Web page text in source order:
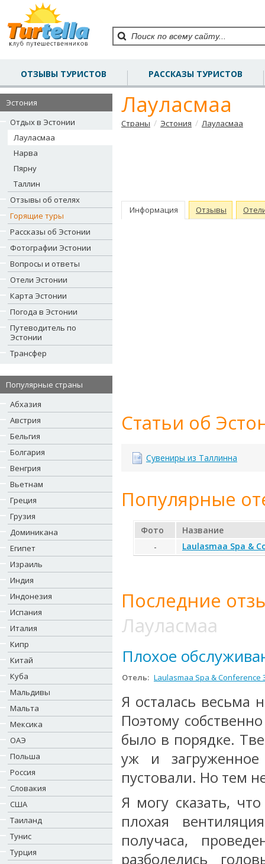
ОТЗЫВЫ ТУРИСТОВ РАССКАЗЫ ТУРИСТОВ
Эстония
Отдых в Эстонии
Лауласмаа
Нарва
Пярну
Таллин
Отзывы об отелях
Горящие туры
Рассказы об Эстонии
Фотографии Эстонии
Вопросы и ответы
Отели Эстонии
Карта Эстонии
Погода в Эстонии
Путеводитель по
Эстонии
Трансфер
Популярные страны
Абхазия
Австрия
Бельгия
Болгария
Венгрия
Вьетнам
Греция
Грузия
Доминикана
Египет
Израиль
Индия
Индонезия
Испания
Италия
Кипр
Китай
Куба
Мальдивы
Мальта
Мексика
ОАЭ
Польша
Россия
Словакия
США
Таиланд
Тунис
Турция
Лауласмаа
Страны / Эстония / Лауласмаа
Информация Отзывы
Статьи об
Сувениры из Таллинна
Популярные
Фото
Название
-
Laulasmaa Spa &
Последние
Лауласмаа
Плохое
Отель: Laulasmaa Spa & Conference
Я осталась весьма
Поэтому
было в порядке.
уж и
пустовали. Но тем
Я могу сказать,
плохая
получаса,
разболелись